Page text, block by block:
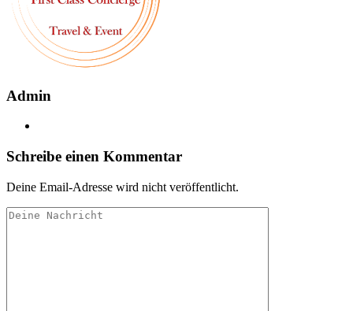
Admin
Schreibe einen Kommentar
Deine Email-Adresse wird nicht veröffentlicht.